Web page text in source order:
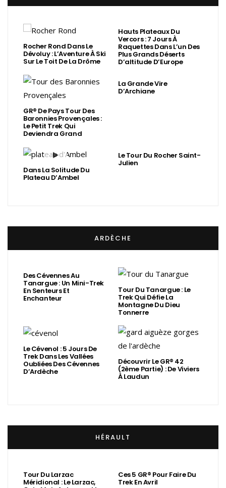
Rocher Rond Dans Le
Dévoluy : L’Aventure À Ski
Sur Le Toit De La Drôme
Hauts Plateaux Du
Vercors : 7 Jours À
Raquettes Dans L’un Des
Plus Grands Déserts
D’altitude D’Europe
GR® De Pays Tour Des
Baronnies Provençales :
Le Petit Trek Qui
Deviendra Grand
La Grande Vire
D’Archiane
Dans La Solitude Du
Plateau D’Ambel
Le Tour Du Rocher Saint-
Julien
ARDÈCHE
Des Cévennes Au
Tanargue : Un Mini-Trek
En Senteurs Et
Enchanteur
Tour Du Tanargue : Le
Trek Qui Défie La
Montagne Du Dieu
Tonnerre
Le Cévenol : 5 Jours De
Trek Dans Les Vallées
Oubliées Des Cévennes
D’Ardèche
Découvrir Le GR® 42
(2ème Partie) : De Viviers
À Laudun
HÉRAULT
Tour Du Larzac
Méridional : Le Larzac,
Ces 5 GR® Pour Faire Du
Trek En Avril